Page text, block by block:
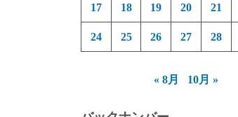
17 18 19 20 21
24 25 26 27 28
« 8月 10月 »